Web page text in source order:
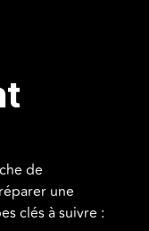
de
une
clés à suivre :